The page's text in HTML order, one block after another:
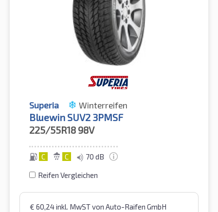
Superia Winterreifen
Bluewin SUV2 3PMSF
225/55R18 98V
C C 70 dB
Reifen Vergleichen
€ 60,24inkl. MwSTvon Auto-Raifen GmbH